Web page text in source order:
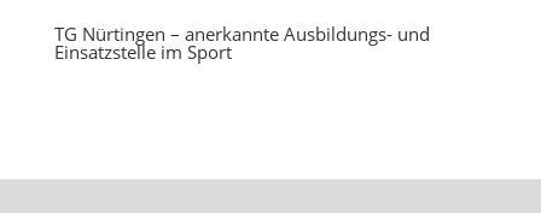
TG Nürtingen – anerkannte Ausbildungs- und
Einsatzstelle im Sport